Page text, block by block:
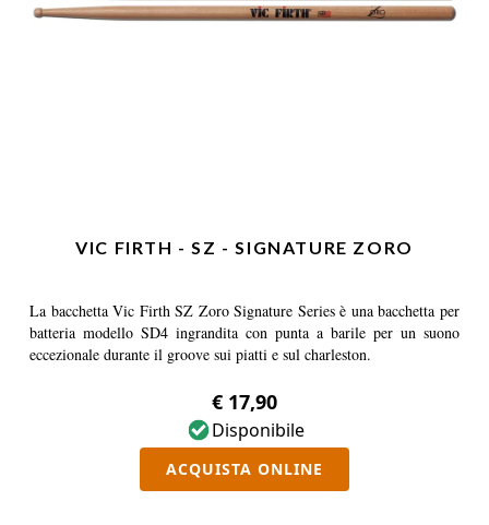
VIC FIRTH - SZ - SIGNATURE ZORO
La bacchetta Vic Firth SZ Zoro Signature Series è una bacchetta per
batteria modello SD4 ingrandita con punta a barile per un suono
eccezionale durante il groove sui piatti e sul charleston.
€ 17,90
Disponibile
ACQUISTA ONLINE